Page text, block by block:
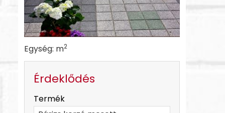
Egység: m2
Érdeklődés
Termék